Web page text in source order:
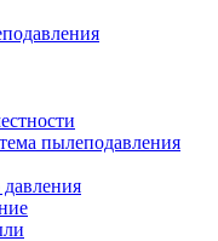
пылеподавления